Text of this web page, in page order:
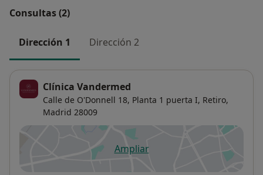
Consultas (2)
Dirección 1 Dirección 2
Clínica Vandermed
Calle de O'Donnell 18, Planta 1 puerta I, Retiro,
Madrid 28009
Ampliarse abre en una nueva